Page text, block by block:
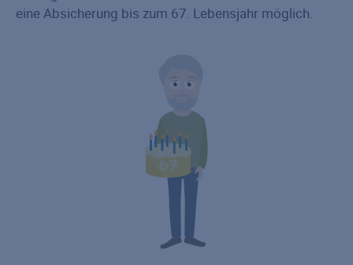
eine Absicherung bis zum 67. Lebensjahr möglich.